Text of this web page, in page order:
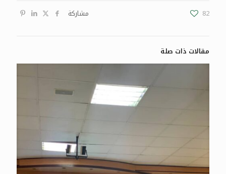
مشاركة
82
مقالات ذات صلة